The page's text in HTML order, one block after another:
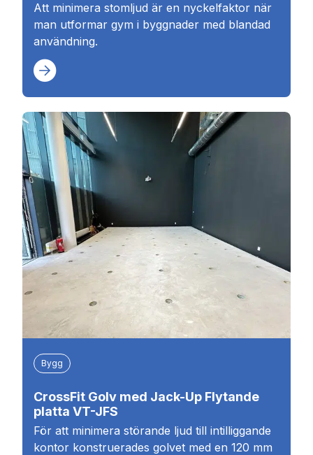
Att minimera stomljud är en nyckelfaktor när
man utformar gym i byggnader med blandad
användning.
Bygg
CrossFit Golv med Jack-Up Flytande
platta VT-JFS
För att minimera störande ljud till intilliggande
kontor konstruerades golvet med en 120 mm